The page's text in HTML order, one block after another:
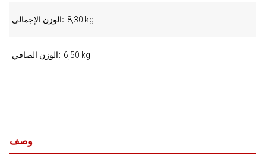
وصف
الوزن الإجمالي 8,30 kg
الوزن الصافي 6,50 kg